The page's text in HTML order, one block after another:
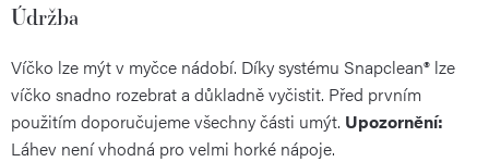
Údržba
Víčko lze mýt v myčce nádobí. Díky systému Snapclean® lze
víčko snadno rozebrat a důkladně vyčistit. Před prvním
použitím doporučujeme všechny části umýt. Upozornění:
Láhev není vhodná pro velmi horké nápoje.